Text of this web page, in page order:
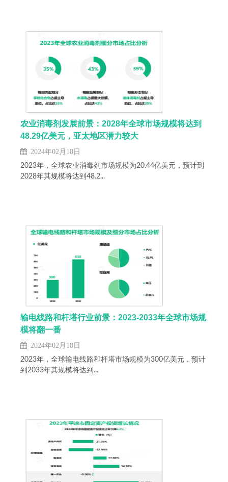
农业消毒剂发展前景：2028年全球市场规模将达到
48.29亿美元，亚太地区潜力较大
2024年02月18日
2023年，全球农业消毒剂市场规模为20.44亿美元，预计到
2028年其规模将达到48.2...
输电线路和杆塔行业前景：2023-2033年全球市场规
模将翻一番
2024年02月18日
2023年，全球输电线路和杆塔市场规模为300亿美元，预计
到2033年其规模将达到...